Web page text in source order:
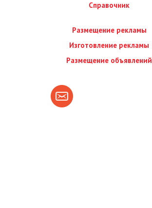
Справочник
Размещение рекламы
Изготовление рекламы
Размещение объявлений